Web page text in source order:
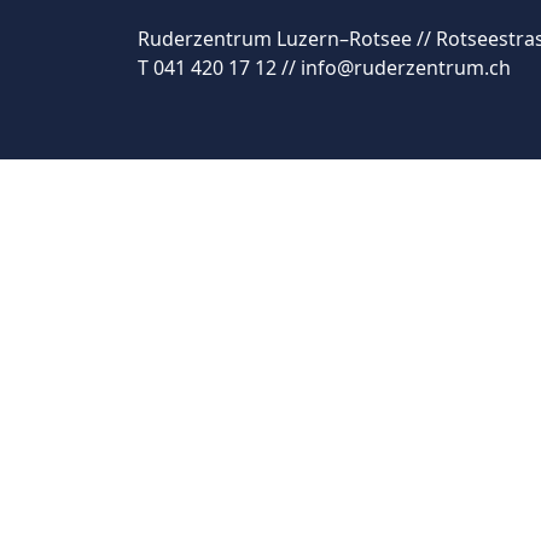
Ruderzentrum Luzern–Rotsee //
T 041 420 17 12 // info@ruderzentrum.ch